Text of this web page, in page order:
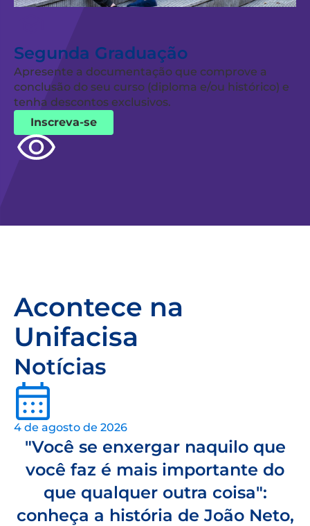
Segunda Graduação
Apresente a documentação que comprove a
conclusão do seu curso (diploma e/ou histórico) e
tenha descontos exclusivos.
Inscreva-se
Acontece na
Unifacisa
Notícias
4 de agosto de 2026
"Você se enxergar naquilo que
você faz é mais importante do
que qualquer outra coisa":
conheça a história de João Neto,